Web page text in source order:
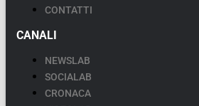
CONTATTI
CANALI
NEWSLAB
SOCIALAB
CRONACA